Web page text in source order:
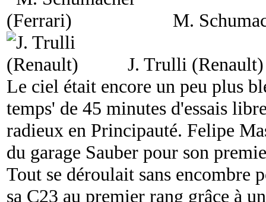
M.
J. Trulli (Renault)
Le ciel était encore un peu plus
temps' de 45 minutes d'essais
radieux en Principauté. Felipe
du garage Sauber pour son
Tout se déroulait sans
sa C23 au premier rang grâce à